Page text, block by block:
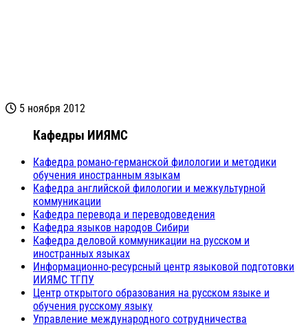
5 ноября 2012
Кафедры ИИЯМС
Кафедра романо-германской филологии и методики
обучения иностранным языкам
Кафедра английской филологии и межкультурной
коммуникации
Кафедра перевода и переводоведения
Кафедра языков народов Сибири
Кафедра деловой коммуникации на русском и
иностранных языках
Информационно-ресурсный центр языковой подготовки
ИИЯМС ТГПУ
Центр открытого образования на русском языке и
обучения русскому языку
Управление международного сотрудничества